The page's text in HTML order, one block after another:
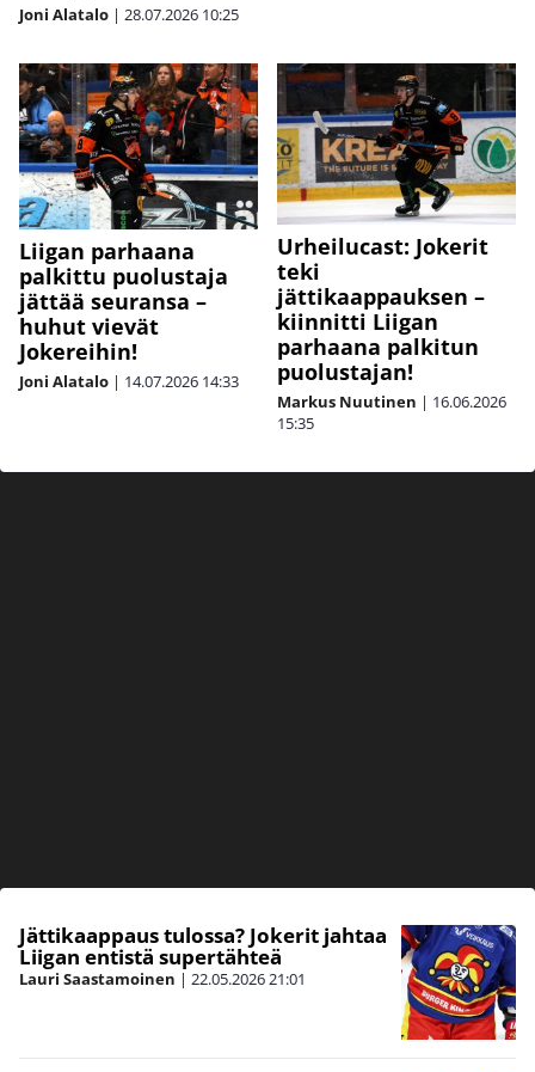
Joni Alatalo | 28.07.2026 10:25
Liigan parhaana
palkittu puolustaja
jättää seuransa –
huhut vievät
Jokereihin!
Joni Alatalo | 14.07.2026 14:33
Urheilucast: Jokerit
teki
jättikaappauksen –
kiinnitti Liigan
parhaana palkitun
puolustajan!
Markus Nuutinen | 16.06.2026
15:35
Jättikaappaus tulossa? Jokerit jahtaa
Liigan entistä supertähteä
Lauri Saastamoinen | 22.05.202621:01